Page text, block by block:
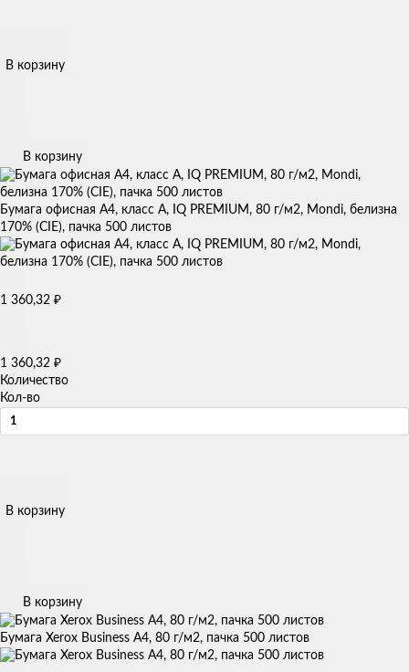
В корзину
В корзину
Бумага офисная А4, класс А, IQ PREMIUM, 80 г/м2, Mondi, белизна
170% (CIE), пачка 500 листов
1 360,32 ₽
1 360,32 ₽
Количество
Кол-во
В корзину
В корзину
Бумага Xerox Business А4, 80 г/м2, пачка 500 листов